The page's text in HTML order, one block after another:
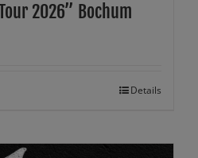
2026” Bochum
Details